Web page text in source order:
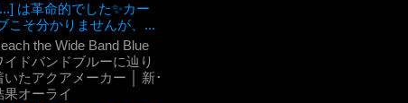
は革命的でした✨カー
こそ分かりませんが、...
the Wide Band Blue
イドバンドブルーに辿り
いたアクアメーカー │ 新･
果オーライ